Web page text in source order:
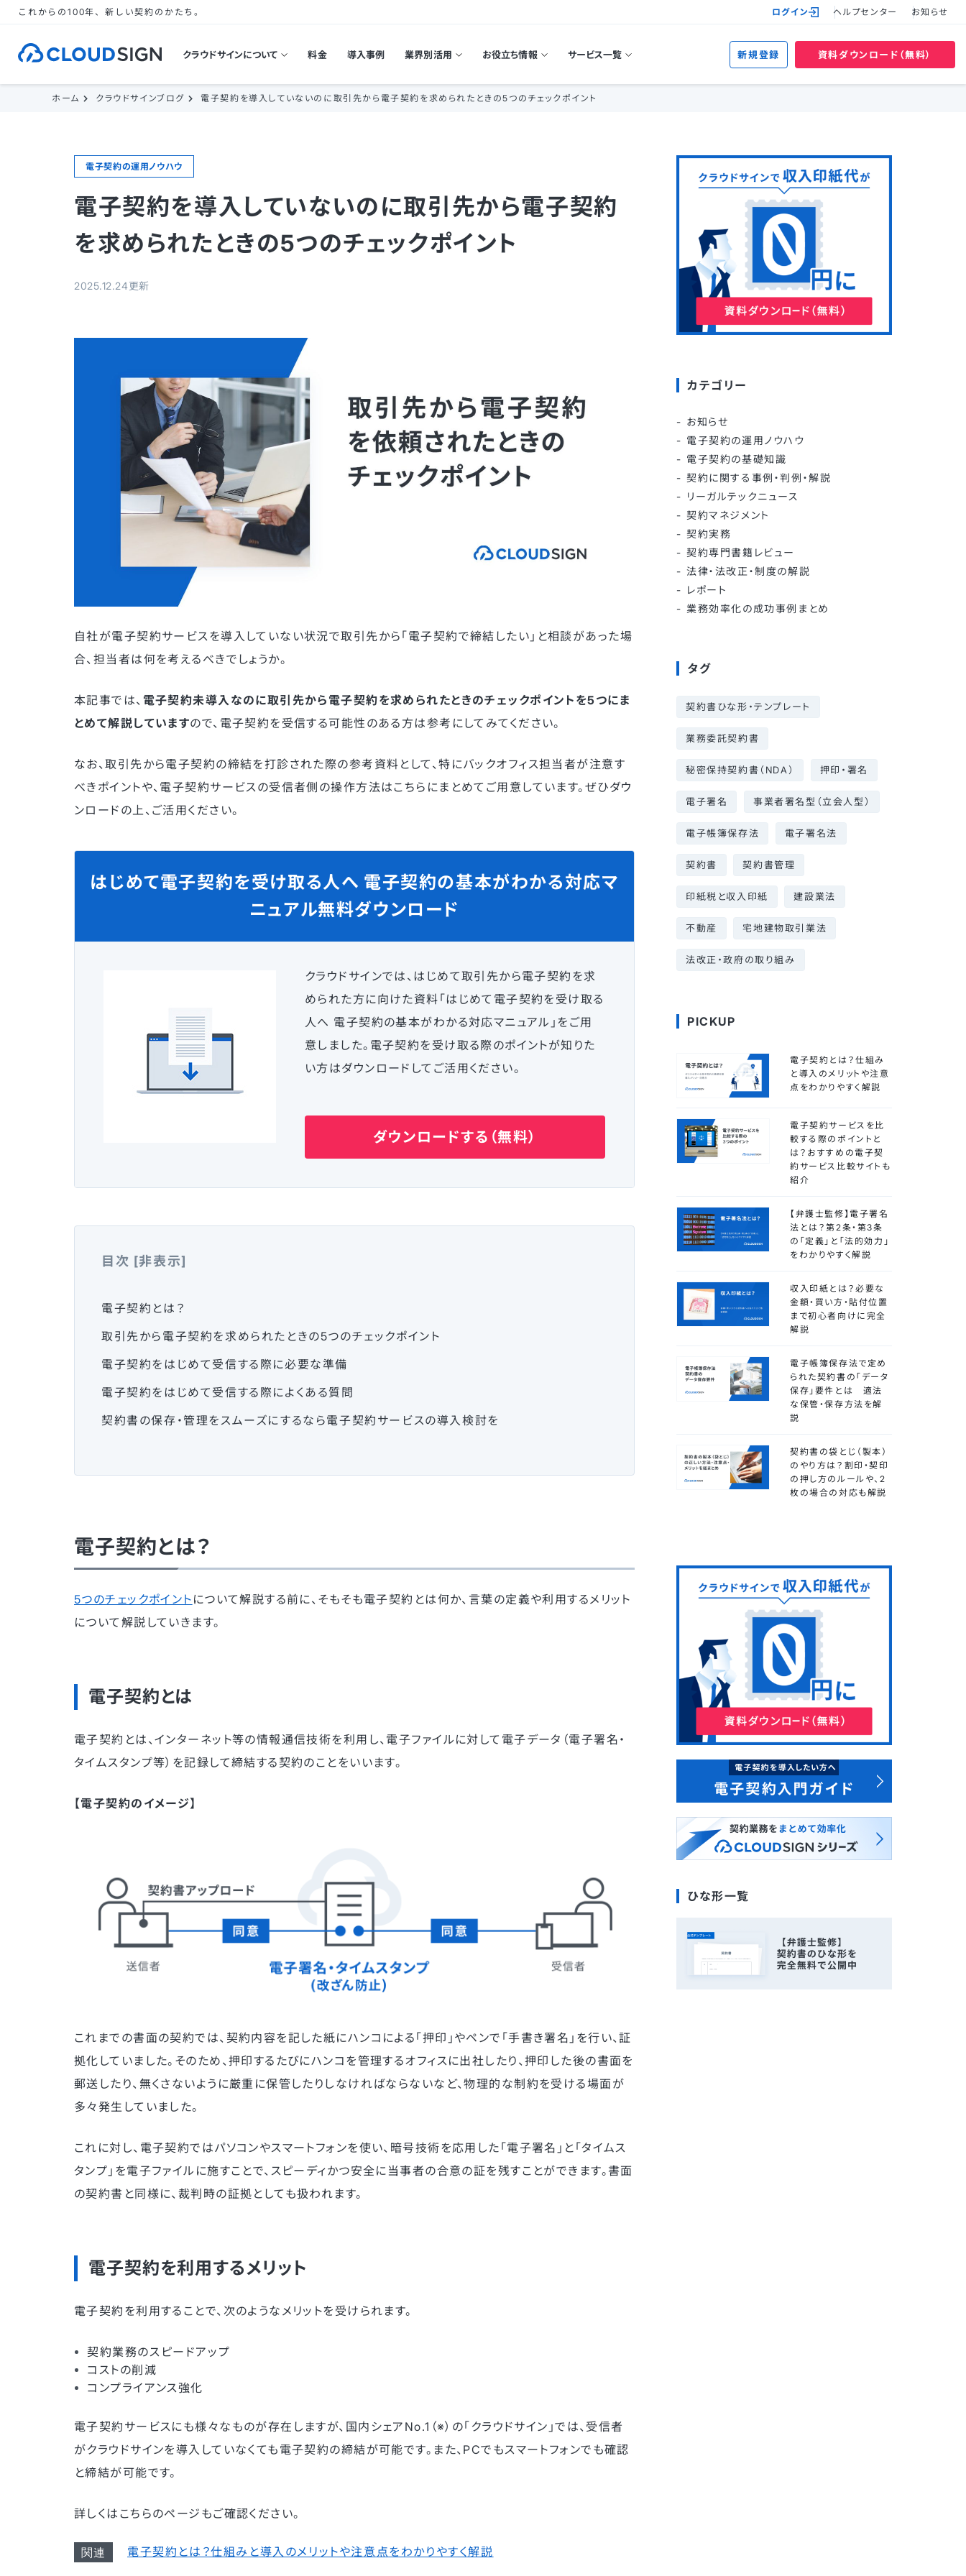
これからの100年、新しい契約のかたち。 ログイン ヘルプセンター お知らせ
クラウドサインについて 料金 導入事例 業界別活用 お役立ち情報 サービス一覧 新規登録 資料ダウンロード（無料）
ホーム クラウドサインブログ 電子契約を導入していないのに取引先から電子契約を求められたときの5つのチェックポイント
電子契約の運用ノウハウ
電子契約を導入していないのに取引先から電子契約
を求められたときの5つのチェックポイント
2025.12.24更新
自社が電子契約サービスを導入していない状況で取引先から「電子契約で締結したい」と相談があった場
合、担当者は何を考えるべきでしょうか。
本記事では、 電子契約未導入なのに取引先から電子契約を求められたときのチェックポイントを5つにま
とめて解説していますので、電子契約を受信する可能性のある方は参考にしてみてください。
なお、取引先から電子契約の締結を打診された際の参考資料として、特にバックオフィス担当者が注意す
べきポイントや、電子契約サービスの受信者側の操作方法はこちらにまとめてご用意しています。ぜひダウ
ンロードの上、ご活用ください。
はじめて電子契約を受け取る人へ 電子契約の基本がわかる対応マ
ニュアル無料ダウンロード
クラウドサインでは、はじめて取引先から電子契約を求
められた方に向けた資料「はじめて電子契約を受け取る
人へ 電子契約の基本がわかる対応マニュアル」をご用
意しました。電子契約を受け取る際のポイントが知りた
い方はダウンロードしてご活用ください。
ダウンロードする（無料）
目次 [非表示]
電子契約とは？
取引先から電子契約を求められたときの5つのチェックポイント
電子契約をはじめて受信する際に必要な準備
電子契約をはじめて受信する際によくある質問
契約書の保存・管理をスムーズにするなら電子契約サービスの導入検討を
電子契約とは？
5つのチェックポイント について解説する前に、そもそも電子契約とは何か、言葉の定義や利用するメリット
について解説していきます。
電子契約とは
電子契約とは、インターネット等の情報通信技術を利用し、電子ファイルに対して電子データ（電子署名・
タイムスタンプ等）を記録して締結する契約のことをいいます。
【電子契約のイメージ】
これまでの書面の契約では、契約内容を記した紙にハンコによる「押印」やペンで「手書き署名」を行い、証
拠化していました。そのため、押印するたびにハンコを管理するオフィスに出社したり、押印した後の書面を
郵送したり、無くさないように厳重に保管したりしなければならないなど、物理的な制約を受ける場面が
多々発生していました。
これに対し、電子契約ではパソコンやスマートフォンを使い、暗号技術を応用した「電子署名」と「タイムス
タンプ」を電子ファイルに施すことで、スピーディかつ安全に当事者の合意の証を残すことができます。書面
の契約書と同様に、裁判時の証拠としても扱われます。
電子契約を利用するメリット
電子契約を利用することで、次のようなメリットを受けられます。
契約業務のスピードアップ
コストの削減
コンプライアンス強化
電子契約サービスにも様々なものが存在しますが、国内シェアNo.1（※）の「クラウドサイン」では、受信者
がクラウドサインを導入していなくても電子契約の締結が可能です。また、PCでもスマートフォンでも確認
と締結が可能です。
詳しくはこちらのページもご確認ください。
電子契約とは？仕組みと導入のメリットや注意点をわかりやすく解説
カテゴリー
お知らせ
電子契約の運用ノウハウ
電子契約の基礎知識
契約に関する事例・判例・解説
リーガルテックニュース
契約マネジメント
契約実務
契約専門書籍レビュー
法律・法改正・制度の解説
レポート
業務効率化の成功事例まとめ
タグ
契約書ひな形・テンプレート
業務委託契約書
秘密保持契約書（NDA） 押印・署名
電子署名 事業者署名型（立会人型）
電子帳簿保存法 電子署名法
契約書 契約書管理
印紙税と収入印紙 建設業法
不動産 宅地建物取引業法
法改正・政府の取り組み
PICKUP
電子契約とは？仕組み
と導入のメリットや注意
点をわかりやすく解説
電子契約サービスを比
較する際のポイントと
は？おすすめの電子契
約サービス比較サイトも
紹介
【弁護士監修】電子署名
法とは？第2条・第3条
の「定義」と「法的効力」
をわかりやすく解説
収入印紙とは？必要な
金額・買い方・貼付位置
まで初心者向けに完全
解説
電子帳簿保存法で定め
られた契約書の「データ
保存」要件とは 適法
な保管・保存方法を解
説
契約書の袋とじ（製本）
のやり方は？割印・契印
の押し方のルールや、2
枚の場合の対応も解説
ひな形一覧